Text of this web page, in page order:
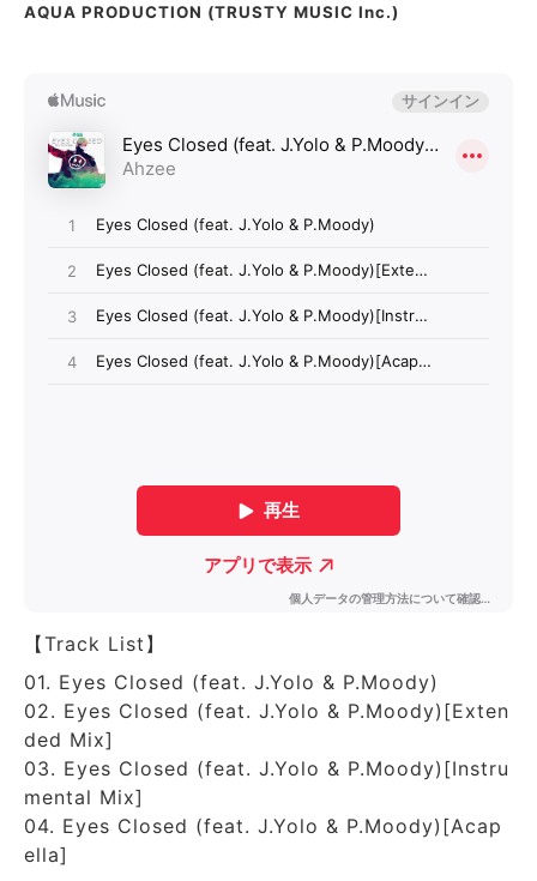
AQUA PRODUCTION (TRUSTY MUSIC Inc.)
【Track List】
01. Eyes Closed (feat. J.Yolo & P.Moody)
02. Eyes Closed (feat. J.Yolo & P.Moody)[Exten
ded Mix]
03. Eyes Closed (feat. J.Yolo & P.Moody)[Instru
mental Mix]
04. Eyes Closed (feat. J.Yolo & P.Moody)[Acap
ella]